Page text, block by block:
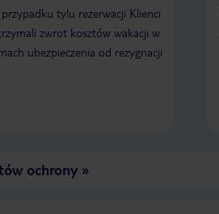
tylu rezerwacji Klienci
zwrot kosztów wakacji w
ubezpieczenia od rezygnacji
ochrony»